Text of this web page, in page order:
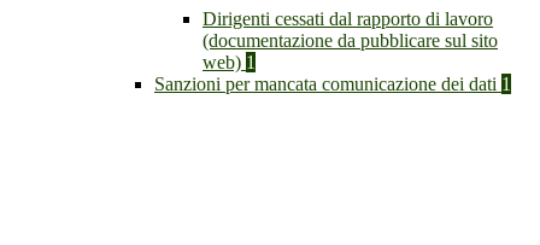
Dirigenti cessati dal rapporto di lavoro
(documentazione da pubblicare sul sito
web) 1
Sanzioni per mancata comunicazione dei dati 1